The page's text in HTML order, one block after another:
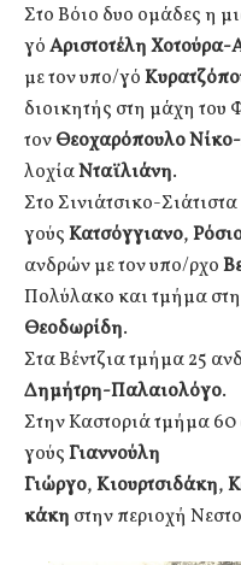
Στο Βόιο δυο ομάδες η
γόΑριστοτέλη Χοτούρα-
με τον υπο/γό
διοικητής στη μάχη
τονΘεοχαρόπουλο
λοχίαΝταϊλιάνη.
Στο Σινιάτσικο-
γούςΚατσόγγιανο,
ανδρών με τον υπο/ρχο
Πολύλακο και τμήμα
Θεοδωρίδη.
Στα Βέντζια τμήμα 25
Δημήτρη-Παλαιολόγο.
Στην Καστοριά τμήμα
γούςΓιαννούλη
Γιώργο,Κιουρτσιδάκη,
κάκη στην περιοχή